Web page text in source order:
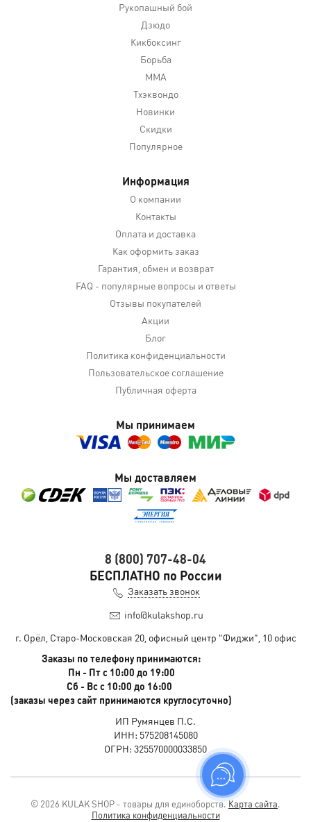
Рукопашный бой
Дзюдо
Кикбоксинг
Борьба
MMA
Тхэквондо
Новинки
Скидки
Популярное
Информация
О компании
Контакты
Оплата и доставка
Как оформить заказ
Гарантия, обмен и возврат
FAQ - популярные вопросы и ответы
Отзывы покупателей
Акции
Блог
Политика конфиденциальности
Пользовательское соглашение
Публичная оферта
Мы принимаем
Мы доставляем
8 (800) 707-48-04
БЕСПЛАТНО по России
Заказать звонок
info@kulakshop.ru
г. Орёл, Старо-Московская 20, офисный центр "Фиджи", 10 офис
Заказы по телефону принимаются:
Пн - Пт с 10:00 до 19:00
Сб - Вс с 10:00 до 16:00
(заказы через сайт принимаются круглосуточно)
ИП Румянцев П.С.
ИНН: 575208145080
ОГРН: 325570000033850
© 2026 KULAK SHOP - товары для единоборств.Карта сайта.
Политика конфиденциальности